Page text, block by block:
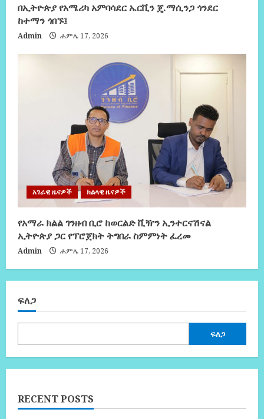
በኢትዮጵያ የአሜሪካ አምባሳደር ኤርቪን ጄ.ማሲንጋ ጎንደር
ከተማን ጎበኙ፤
Admin ሐምሌ 17, 2026
አገራዊ ዜናዎች ክልላዊ ዜናዎች
የአማራ ክልል ገንዘብ ቢሮ ከወርልድ ቪዥን ኢንተርናሽናል
ኢትዮጵያ ጋር የፕሮጀክት ትግበራ ስምምነት ፈረመ
Admin ሐምሌ 17, 2026
ፍለጋ
ፍለጋ
RECENT POSTS